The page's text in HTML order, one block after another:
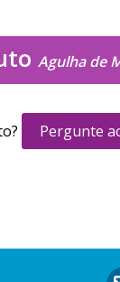
Agulha de
Pergunte